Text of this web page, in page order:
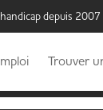
depuis 2007
Trouver